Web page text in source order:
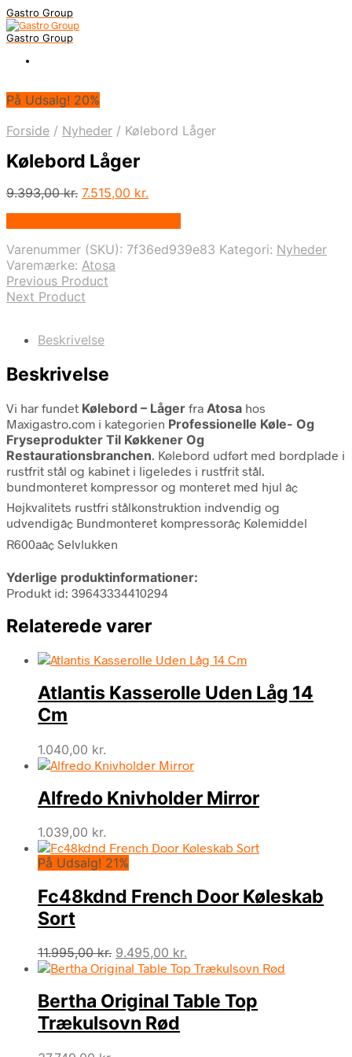
Gastro Group
Gastro Group
På Udsalg! 20%
Forside / Nyheder / Kølebord Låger
Kølebord Låger
9.393,00kr. Den
9.393,00 kr..
7.515,00 kr.
7.515,00 kr..
Varenummer (SKU): 7f36ed939e83 Kategori: Nyheder
Varemærke: Atosa
Previous Product
Next Product
Beskrivelse
Beskrivelse
Vi har fundet Kølebord – Låger fra Atosa hos
Maxigastro.com i kategorien Professionelle Køle- Og
Fryseprodukter Til Køkkener Og
Restaurationsbranchen. Kølebord udført med bordplade i
rustfrit stål og kabinet i ligeledes i rustfrit stål.
bundmonteret kompressor og monteret med hjul â¢
Højkvalitets rustfri stålkonstruktion indvendig og
udvendigâ¢ Bundmonteret kompressorâ¢ Kølemiddel
R600aâ¢ Selvlukken
Yderlige produktinformationer:
Produkt id: 39643334410294
Relaterede varer
Atlantis Kasserolle Uden Låg 14
Cm
1.040,00 kr.
Alfredo Knivholder Mirror
1.039,00 kr.
På Udsalg! 21%
Fc48kdnd French Door Køleskab
Sort
11.995,00kr. Den
oprindelige
var:
11.995,00 kr..
9.495,00 kr.
aktuelle
er:
9.495,00 kr..
Bertha Original Table Top
Trækulsovn Rød